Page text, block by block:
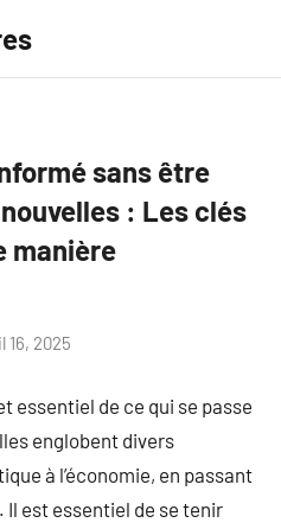
sans être
: Les clés
manière
16, 2025
essentiel de ce qui se passe
englobent divers
à l’économie, en passant
est essentiel de se tenir